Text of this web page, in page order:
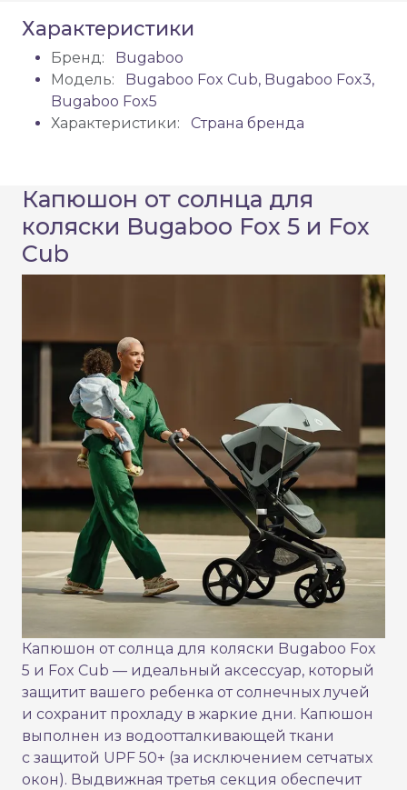
Характеристики
Бренд:
Bugaboo
Модель:
Bugaboo Fox Cub, Bugaboo Fox3,
Bugaboo Fox5
Характеристики:
Страна бренда
Капюшон от солнца для
коляски Bugaboo Fox 5 и Fox
Cub
Капюшон от солнца для коляски Bugaboo Fox
5 и Fox Cub — идеальный аксессуар, который
защитит вашего ребенка от солнечных лучей
и сохранит прохладу в жаркие дни. Капюшон
выполнен из водоотталкивающей ткани
с защитой UPF 50+ (за исключением сетчатых
окон). Выдвижная третья секция обеспечит